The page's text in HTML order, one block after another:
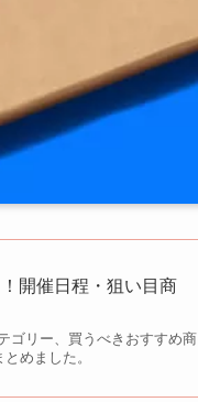
開催日程・狙い目商
ゴリー、買うべきおすすめ商
めました。